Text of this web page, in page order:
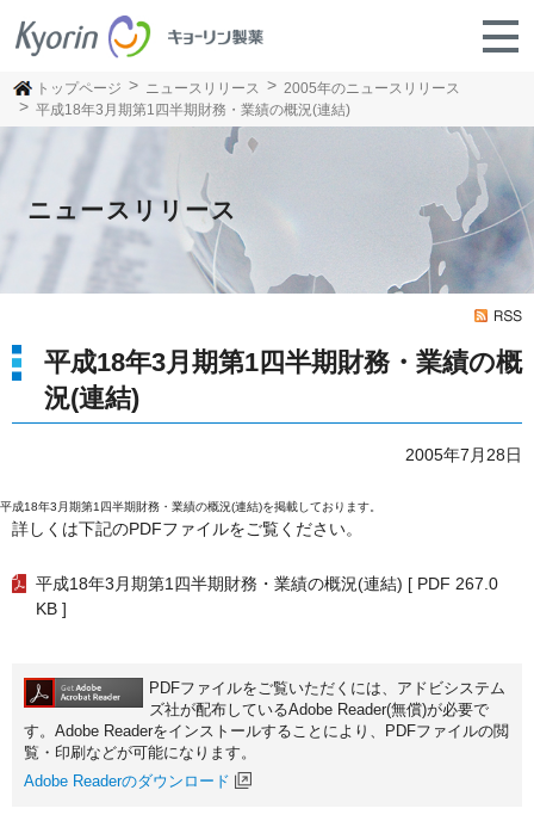
トップページ ニュースリリース
2005年のニュースリリース
平成18年3月期第1四半期財務・業績の概況(連結)
ニュースリリース
平成18年3月期第1四半期財務・業績の概
況(連結)
2005年7月28日
平成18年3月期第1四半期財務・業績の概況(連結)を掲載しております。
詳しくは下記のPDFファイルをご覧ください。
平成18年3月期第1四半期財務・業績の概況(連結) [ PDF 267.0
KB ]
PDFファイルをご覧いただくには、アドビシステム
ズ社が配布しているAdobe Reader(無償)が必要で
す。Adobe Readerをインストールすることにより、PDFファイルの閲
覧・印刷などが可能になります。
Adobe Readerのダウンロード